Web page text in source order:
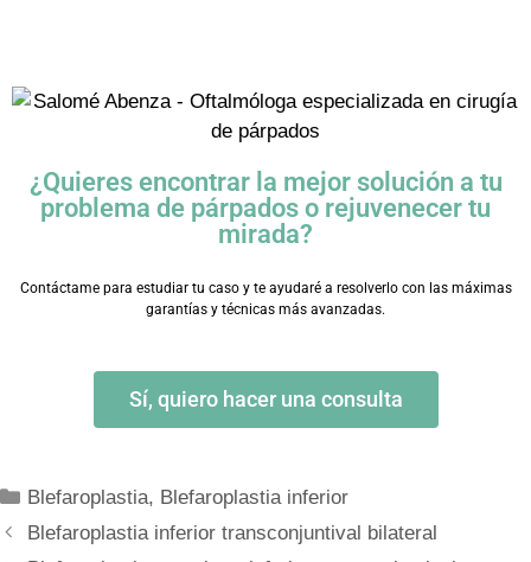
¿Quieres encontrar la mejor solución a tu
problema de párpados o rejuvenecer tu
mirada?
Contáctame para estudiar tu caso y te ayudaré a resolverlo con las máximas
garantías y técnicas más avanzadas.
Sí, quiero hacer una consulta
Blefaroplastia, Blefaroplastia inferior
Blefaroplastia inferior transconjuntival bilateral